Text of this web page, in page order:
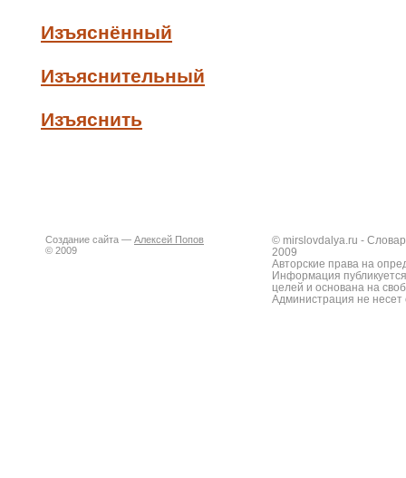
Изъяснённый
Изъяснительный
Изъяснить
Создание сайта — Алексей Попов
© 2009
© mirslovdalya.ru -
2009
Авторские права на
Информация
целей и основана на
Администрация не несет